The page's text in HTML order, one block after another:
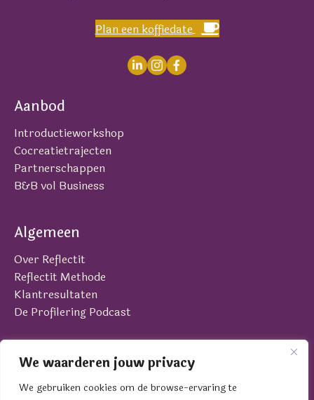
We waarderen jouw privacy
We gebruiken cookies om de browse-ervaring te
Plan een koffiedate
Aanbod
Introductieworkshop
Cocreatietrajecten
Partnerschappen
B&B vol Business
Algemeen
Over Reflectit
Reflectit Methode
Klantresultaten
De Profilering Podcast
Contact
Laan van Brabant 22